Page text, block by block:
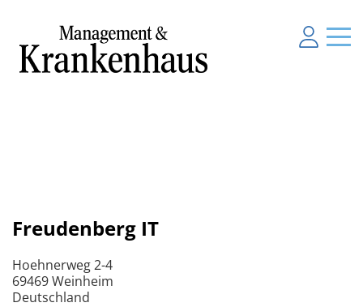
Freudenberg IT
Hoehnerweg 2-4
69469 Weinheim
Deutschland